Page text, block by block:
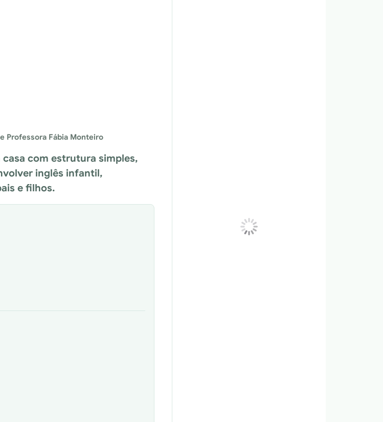
Professora Fábia Monteiro
com estrutura simples,
inglês infantil,
e filhos.